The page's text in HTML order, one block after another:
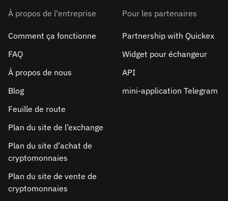
À propos de l'entreprise
Comment ça fonctionne
FAQ
À propos de nous
Blog
Feuille de route
Plan du site de l’exchange
Plan du site d’achat de
cryptomonnaies
Plan du site de vente de
cryptomonnaies
Pour les partenaires
Partnership with Quickex
Widget pour échangeur
API
mini-application Telegram